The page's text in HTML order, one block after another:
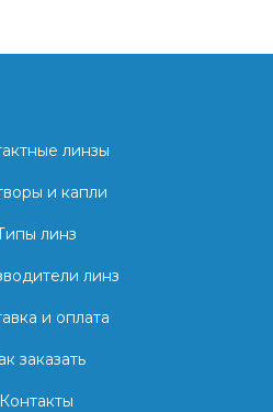
линзы
и капли
линз
линз
и оплата
заказать
Контакты